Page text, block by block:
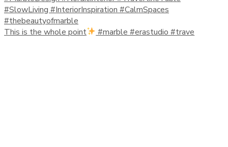
This is the whole point #marble #erastudio #trave